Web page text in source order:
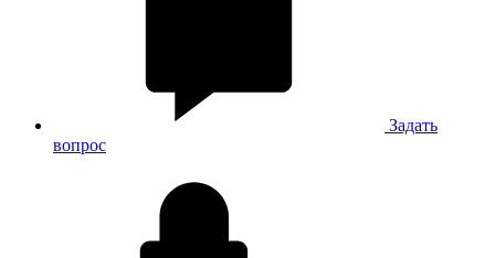
Задать
вопрос